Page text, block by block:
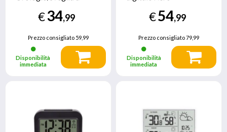
del tempo
€34,99
Prezzo consigliato59,99
Disponibilità
immediata
€54,99
Prezzo consigliato79,99
Disponibilità
immediata